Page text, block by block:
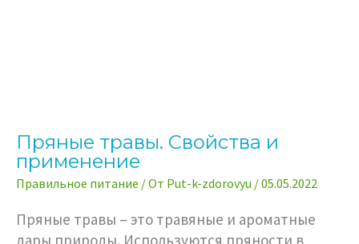
Пряные травы. Свойства и
применение
Правильное питание / От Put-k-zdorovyu /05.05.2022
Пряные травы – это травяные и ароматные
дары природы. Используются пряности в